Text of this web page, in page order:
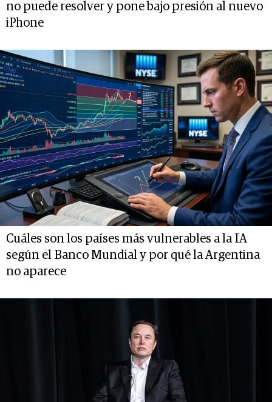
no puede resolver y pone bajo presión al nuevo
iPhone
Cuáles son los países más vulnerables a la IA
según el Banco Mundial y por qué la Argentina
no aparece